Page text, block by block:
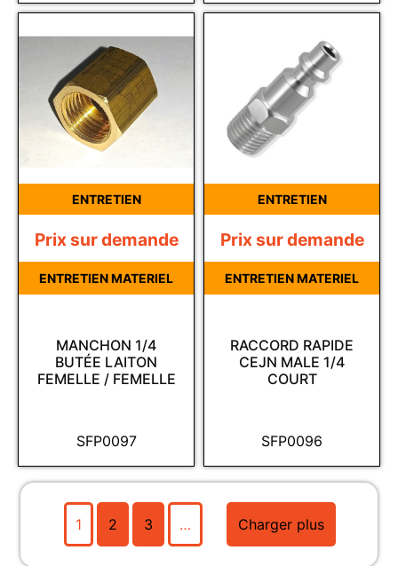
ENTRETIEN
SFP0097
MANCHON 1/4
BUTÉE LAITON
FEMELLE / FEMELLE
Prix sur demande
ENTRETIEN MATERIEL
ENTRETIEN
SFP0096
RACCORD RAPIDE
CEJN MALE 1/4
COURT
Prix sur demande
ENTRETIEN MATERIEL
1 2 3 … Charger plus